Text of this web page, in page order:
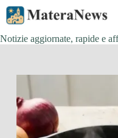
Salta
contenuto
Notizie aggiornate, rapide e